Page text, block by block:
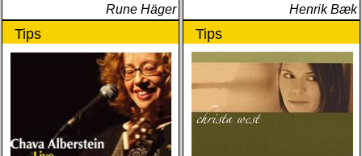
Rune Häger
Henrik Bæk
Tips Tips